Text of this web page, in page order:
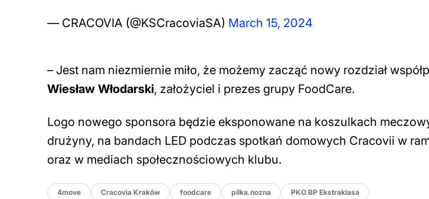
— CRACOVIA (@KSCracoviaSA) March 15, 2024
– Jest nam niezmiernie miło, że możemy zacząć nowy rozdział
Wiesław Włodarski, założyciel i prezes grupy FoodCare.
Logo nowego sponsora będzie eksponowane na koszulkach
drużyny, na bandach LED podczas spotkań domowych Cracovii w
oraz w mediach społecznościowych klubu.
4move Cracovia Kraków foodcare pilka.nozna PKO BP Ekstraklasa